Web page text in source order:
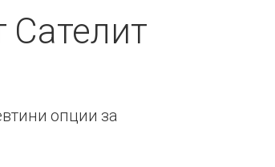
Сателит
опции за